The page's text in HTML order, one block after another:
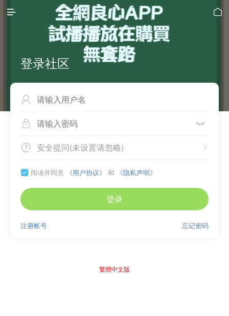
 
登录社区

 
 
安全提问(未设置请忽略)
 阅读并同意 《用户协议》 和 《隐私声明》
登录
忘记密码
注册帐号
繁體中文版